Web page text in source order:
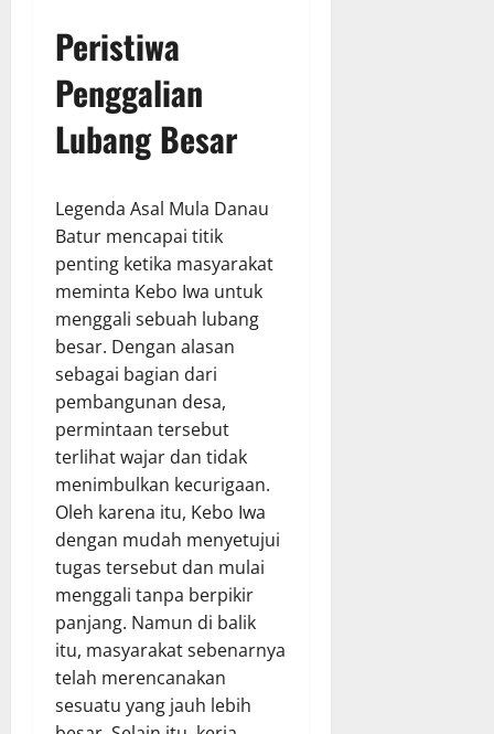
Peristiwa
Penggalian
Lubang Besar
Legenda Asal Mula Danau
Batur mencapai titik
penting ketika masyarakat
meminta Kebo Iwa untuk
menggali sebuah lubang
besar. Dengan alasan
sebagai bagian dari
pembangunan desa,
permintaan tersebut
terlihat wajar dan tidak
menimbulkan kecurigaan.
Oleh karena itu, Kebo Iwa
dengan mudah menyetujui
tugas tersebut dan mulai
menggali tanpa berpikir
panjang. Namun di balik
itu, masyarakat sebenarnya
telah merencanakan
sesuatu yang jauh lebih